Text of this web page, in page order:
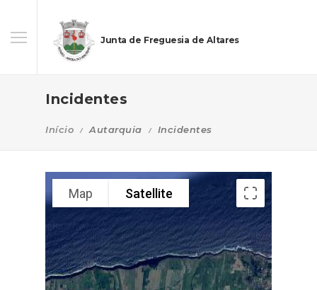
Junta de Freguesia de Altares
Incidentes
Início Autarquia Incidentes
Map Satellite